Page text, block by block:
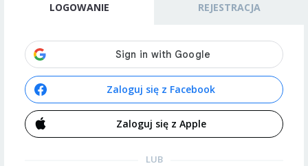
LOGOWANIE REJESTRACJA
Zaloguj się z Facebook
Zaloguj się z Apple
LUB